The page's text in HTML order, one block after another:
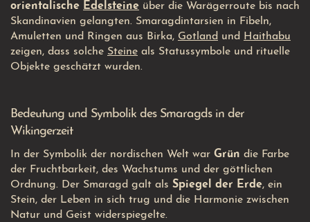
orientalische Edelsteine über die Warägerroute bis nach
Skandinavien gelangten. Smaragdintarsien in Fibeln,
Amuletten und Ringen aus Birka, Gotland und
Haithabu
zeigen, dass solche Steine als Statussymbole und rituelle
Objekte geschätzt wurden.
Bedeutung und Symbolik des Smaragds in der
Wikingerzeit
In der Symbolik der nordischen Welt war Grün die Farbe
der Fruchtbarkeit, des Wachstums und der göttlichen
Ordnung. Der Smaragd galt als Spiegel der Erde, ein
Stein, der Leben in sich trug und die Harmonie zwischen
Natur und Geist widerspiegelte.